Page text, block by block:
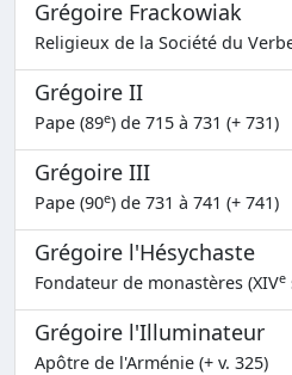
Grégoire Frackowiak
Religieux de la Société du
Grégoire II
Pape (89e) de 715 à 731 (+ 731)
Grégoire III
Pape (90e) de 731 à 741 (+ 741)
Grégoire l'Hésychaste
Fondateur de monastères (XIVe
Grégoire l'Illuminateur
Apôtre de l'Arménie (+ v. 325)